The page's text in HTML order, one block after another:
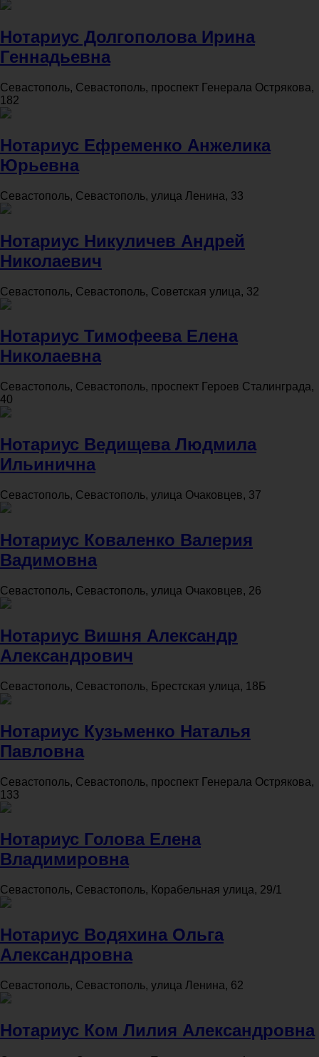
Нотариус Долгополова Ирина
Геннадьевна
Севастополь, Севастополь, проспект Генерала Острякова,
182
Нотариус Ефременко Анжелика
Юрьевна
Севастополь, Севастополь, улица Ленина, 33
Нотариус Никуличев Андрей
Николаевич
Севастополь, Севастополь, Советская улица, 32
Нотариус Тимофеева Елена
Николаевна
Севастополь, Севастополь, проспект Героев Сталинграда,
40
Нотариус Ведищева Людмила
Ильинична
Севастополь, Севастополь, улица Очаковцев, 37
Нотариус Коваленко Валерия
Вадимовна
Севастополь, Севастополь, улица Очаковцев, 26
Нотариус Вишня Александр
Александрович
Севастополь, Севастополь, Брестская улица, 18Б
Нотариус Кузьменко Наталья
Павловна
Севастополь, Севастополь, проспект Генерала Острякова,
133
Нотариус Голова Елена
Владимировна
Севастополь, Севастополь, Корабельная улица, 29/1
Нотариус Водяхина Ольга
Александровна
Севастополь, Севастополь, улица Ленина, 62
Нотариус Ком Лилия Александровна